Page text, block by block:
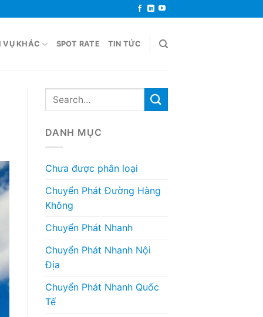
VỤ KHÁC SPOT RATE TIN TỨC
DANH MỤC
Chưa được phân loại
Chuyển Phát Đường Hàng
Không
Chuyển Phát Nhanh
Chuyển Phát Nhanh Nội
Địa
Chuyển Phát Nhanh Quốc
Tế